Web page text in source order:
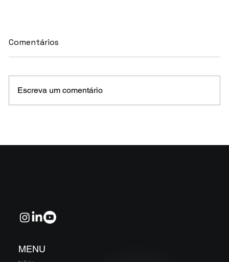
Comentários
Escreva um comentário
MENU